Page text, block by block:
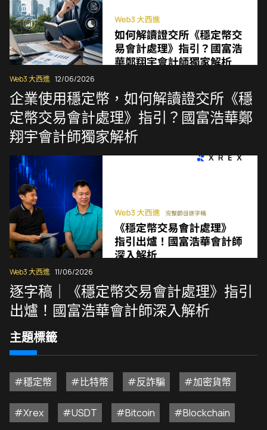
Web3 大西進 12/06/2026
企業使用穩定幣，如何解讀證交所《穩
定幣交易會計處理》指引？國富浩華鄭
翔宇會計師獨家解析
Web3 大西進 11/06/2026
逐字稿｜《穩定幣交易會計處理》指引
出爐！國富浩華會計師深入解析
主題標籤
#穩定幣 #比特幣 #反詐騙 #加密貨幣
#Xrex #USDT #Bitcoin #Blockchain